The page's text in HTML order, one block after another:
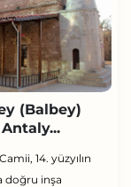
(Balbey)
14. yüzyılın
doğru inşa